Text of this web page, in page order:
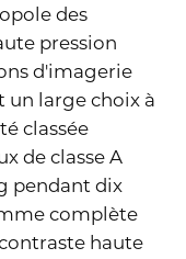
des
pression
d'imagerie
large choix à
classée
de classe A
pendant dix
complète
haute